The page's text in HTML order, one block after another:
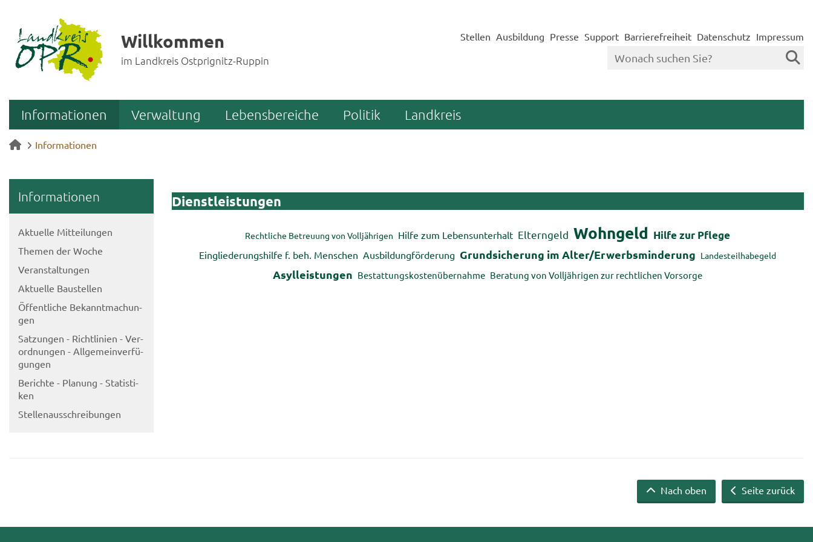
Willkommen
im Landkreis Ostprignitz-Ruppin
Stellen Ausbildung Presse Support Barrierefreiheit Datenschutz Impressum
Informationen Verwaltung Lebensbereiche Politik Landkreis
Informationen
In­for­ma­tio­nen
Ak­tu­el­le Mit­tei­lun­gen
The­men der Woche
Ver­an­stal­tun­gen
Ak­tu­el­le Bau­stel­len
Öf­fent­li­che Be­kannt­ma­chun­
gen
Sat­zun­gen - Richt­li­ni­en - Ver­
ord­nun­gen - All­ge­mein­ver­fü­
gun­gen
Be­rich­te - Pla­nung - Sta­tis­ti­
ken
Stel­len­aus­schrei­bun­gen
Dienst­leis­tun­gen
Recht­li­che Be­treu­ung von Voll­jäh­ri­gen Hilfe zum Le­bens­un­ter­halt El­tern­geld Wohn­geld Hilfe zur Pfle­ge
Ein­glie­de­rungs­hil­fe f. beh. Men­schen Aus­bil­dung­för­de­rung Grund­si­che­rung im Alter/Er­werbs­min­de­rung Lan­des­teil­ha­be­geld
Asyl­leis­tun­gen Be­stat­tungs­kos­ten­über­nah­me Be­ra­tung von Voll­jäh­ri­gen zur recht­li­chen Vor­sor­ge
Seite zurück
Nach oben